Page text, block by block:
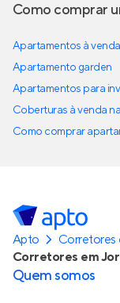
Como comprar
Apartamentos à
Apartamento garden
Apartamentos para
Coberturas à venda
Como comprar
Apto
Corretores
Corretores em
Quem somos